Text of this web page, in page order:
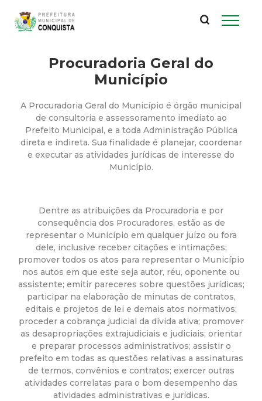
conteúdo
principal
P
f
e
i
r
a
M
u
n
i
Procuradoria Geral do
Município
A Procuradoria Geral do Município é órgão municipal
de consultoria e assessoramento imediato ao
Prefeito Municipal, e a toda Administração Pública
direta e indireta. Sua finalidade é planejar, coordenar
e executar as atividades jurídicas de interesse do
Município.
Dentre as atribuições da Procuradoria e por
consequência dos Procuradores, estão as de
representar o Município em qualquer juízo ou fora
dele, inclusive receber citações e intimações;
promover todos os atos para representar o Município
nos autos em que este seja autor, réu, oponente ou
assistente; emitir pareceres sobre questões jurídicas;
participar na elaboração de minutas de contratos,
editais e projetos de lei e demais atos normativos;
proceder a cobrança judicial da dívida ativa; promover
as desapropriações extrajudiciais e judiciais; orientar
e preparar processos administrativos; assistir o
prefeito em todas as questões relativas a assinaturas
de termos, convênios e contratos; exercer outras
atividades correlatas para o bom desempenho das
atividades administrativas e jurídicas.